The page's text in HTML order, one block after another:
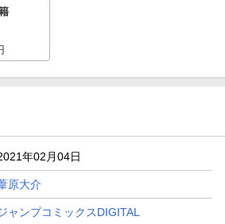
年02月04日
原大介
ャンプコミックスDIGITAL